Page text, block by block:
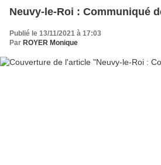
Neuvy-le-Roi : Communiqué
Publié le 13/11/2021 à 17:03
Par ROYER Monique